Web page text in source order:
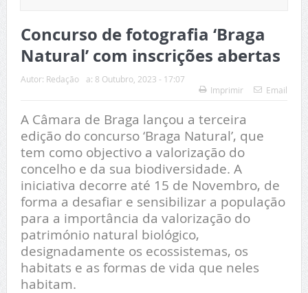
Concurso de fotografia ‘Braga
Natural’ com inscrições abertas
Autor: Redação a: 8 Outubro, 2023 - 17:07
Imprimir
Email
A Câmara de Braga lançou a terceira
edição do concurso ‘Braga Natural’, que
tem como objectivo a valorização do
concelho e da sua biodiversidade. A
iniciativa decorre até 15 de Novembro, de
forma a desafiar e sensibilizar a população
para a importância da valorização do
património natural biológico,
designadamente os ecossistemas, os
habitats e as formas de vida que neles
habitam.